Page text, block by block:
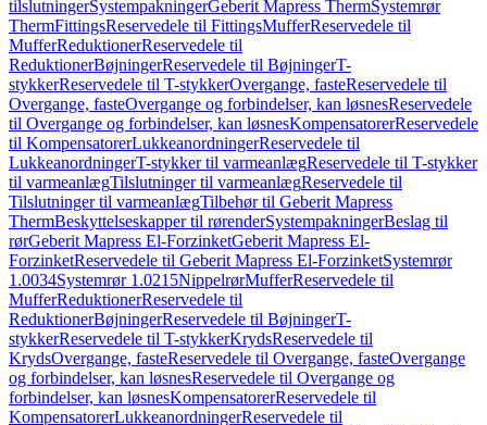
tilslutningerSystempakningerGeberit Mapress ThermSystemrør
ThermFittingsReservedele til FittingsMufferReservedele til
MufferReduktionerReservedele til
ReduktionerBøjningerReservedele til BøjningerT-
stykkerReservedele til T-stykkerOvergange, fasteReservedele til
Overgange, fasteOvergange og forbindelser, kan løsnesReservedele
til Overgange og forbindelser, kan løsnesKompensatorerReservedele
til KompensatorerLukkeanordningerReservedele til
LukkeanordningerT-stykker til varmeanlægReservedele til T-stykker
til varmeanlægTilslutninger til varmeanlægReservedele til
Tilslutninger til varmeanlægTilbehør til Geberit Mapress
ThermBeskyttelseskapper til rørenderSystempakningerBeslag til
rørGeberit Mapress El-ForzinketGeberit Mapress El-
ForzinketReservedele til Geberit Mapress El-ForzinketSystemrør
1.0034Systemrør 1.0215NippelrørMufferReservedele til
MufferReduktionerReservedele til
ReduktionerBøjningerReservedele til BøjningerT-
stykkerReservedele til T-stykkerKrydsReservedele til
KrydsOvergange, fasteReservedele til Overgange, fasteOvergange
og forbindelser, kan løsnesReservedele til Overgange og
forbindelser, kan løsnesKompensatorerReservedele til
KompensatorerLukkeanordningerReservedele til